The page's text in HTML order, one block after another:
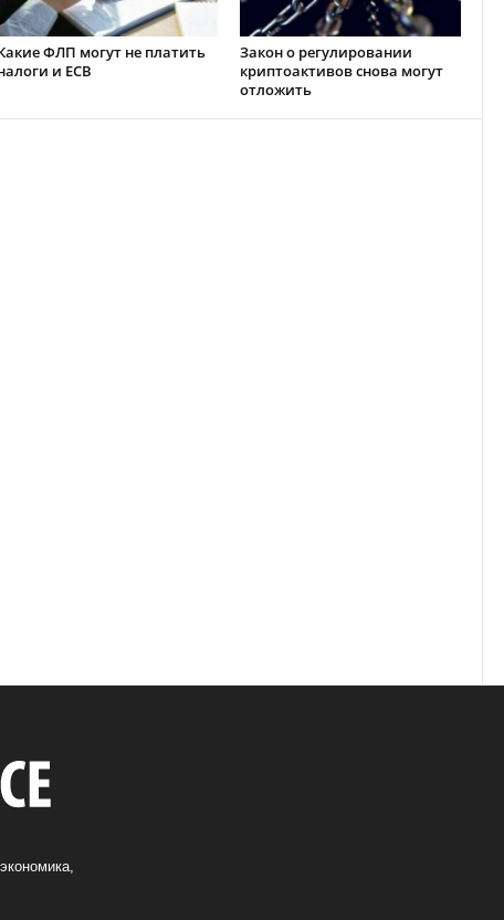
ФЛП могут не платить
и ЕСВ
Закон о регулировании
криптоактивов снова могут
отложить